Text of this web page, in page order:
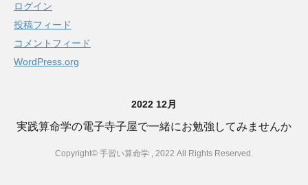
ログイン
投稿フィード
コメントフィード
WordPress.org
2022 12月
実践算命学の電子寺子屋で一緒にお勉強してみませんか
Copyright© 手習い算命学 , 2022 All Rights Reserved.